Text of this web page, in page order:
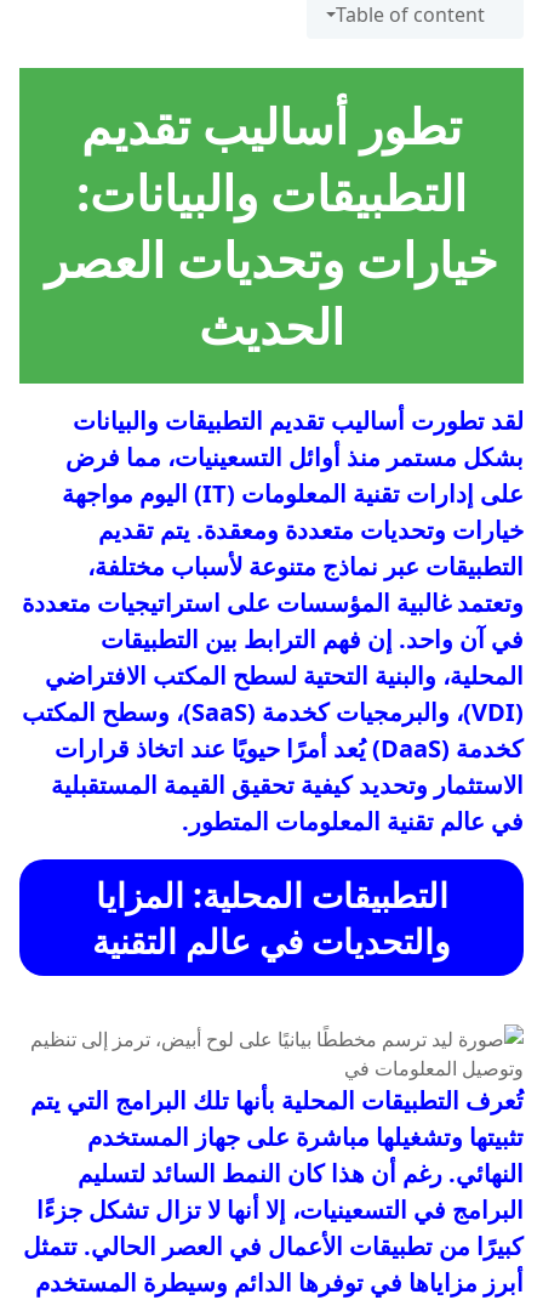
Table of content
تطور أساليب تقديم
التطبيقات والبيانات:
خيارات وتحديات العصر
الحديث
لقد تطورت أساليب تقديم التطبيقات والبيانات
بشكل مستمر منذ أوائل التسعينيات، مما فرض
على إدارات تقنية المعلومات (IT) اليوم مواجهة
خيارات وتحديات متعددة ومعقدة. يتم تقديم
التطبيقات عبر نماذج متنوعة لأسباب مختلفة،
وتعتمد غالبية المؤسسات على استراتيجيات متعددة
في آن واحد. إن فهم الترابط بين التطبيقات
المحلية، والبنية التحتية لسطح المكتب الافتراضي
(VDI)، والبرمجيات كخدمة (SaaS)، وسطح المكتب
كخدمة (DaaS) يُعد أمرًا حيويًا عند اتخاذ قرارات
الاستثمار وتحديد كيفية تحقيق القيمة المستقبلية
في عالم تقنية المعلومات المتطور.
التطبيقات المحلية: المزايا
والتحديات في عالم التقنية
تُعرف التطبيقات المحلية بأنها تلك البرامج التي يتم
تثبيتها وتشغيلها مباشرة على جهاز المستخدم
النهائي. رغم أن هذا كان النمط السائد لتسليم
البرامج في التسعينيات، إلا أنها لا تزال تشكل جزءًا
كبيرًا من تطبيقات الأعمال في العصر الحالي. تتمثل
أبرز مزاياها في توفرها الدائم وسيطرة المستخدم